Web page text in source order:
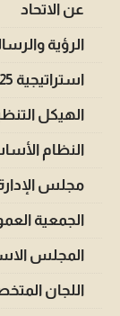
عن الاتحاد
الرؤية
استراتيجية 2025–2030
الهيكل
النظام
مجلس
الجمعية
المجلس
اللجان